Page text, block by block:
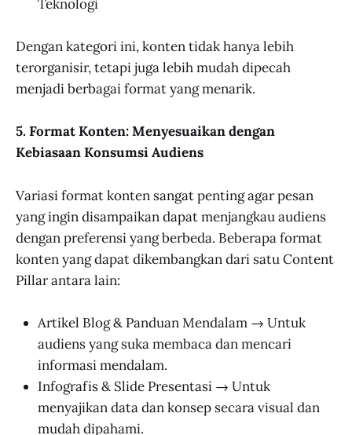
Teknologi
Dengan kategori ini, konten tidak hanya lebih
terorganisir, tetapi juga lebih mudah dipecah
menjadi berbagai format yang menarik.
5. Format Konten: Menyesuaikan dengan
Kebiasaan Konsumsi Audiens
Variasi format konten sangat penting agar pesan
yang ingin disampaikan dapat menjangkau audiens
dengan preferensi yang berbeda. Beberapa format
konten yang dapat dikembangkan dari satu Content
Pillar antara lain:
Artikel Blog & Panduan Mendalam → Untuk
audiens yang suka membaca dan mencari
informasi mendalam.
Infografis & Slide Presentasi → Untuk
menyajikan data dan konsep secara visual dan
mudah dipahami.